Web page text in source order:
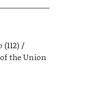
(112)
the Union